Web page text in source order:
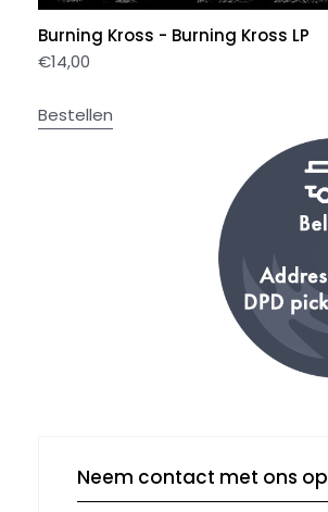
Burning Kross - Burning Kross LP
€14,00
Bestellen
Neem contact met ons op